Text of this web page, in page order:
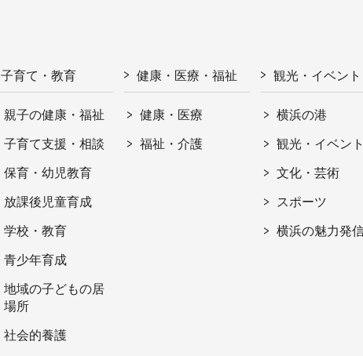
子育て・教育
親子の健康・福祉
子育て支援・相談
保育・幼児教育
放課後児童育成
学校・教育
青少年育成
地域の子どもの居
場所
社会的養護
健康・医療・福祉
健康・医療
福祉・介護
観光・イベント
横浜の港
観光・イベント
文化・芸術
スポーツ
横浜の魅力発